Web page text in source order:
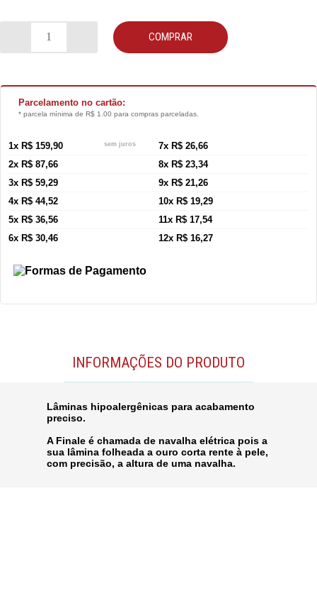
COMPRAR
Parcelamento no cartão:
* parcela mínima de R$ 1.00 para compras parceladas.
1x R$ 159,90 sem juros
2x R$ 87,66
3x R$ 59,29
4x R$ 44,52
5x R$ 36,56
6x R$ 30,46
7x R$ 26,66
8x R$ 23,34
9x R$ 21,26
10x R$ 19,29
11x R$ 17,54
12x R$ 16,27
INFORMAÇÕES DO PRODUTO
Lâminas hipoalergênicas para acabamento
preciso.
A Finale é chamada de navalha elétrica pois a
sua lâmina folheada a ouro corta rente à pele,
com precisão, a altura de uma navalha.